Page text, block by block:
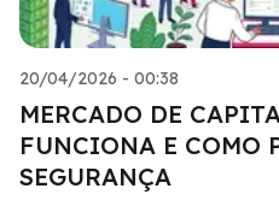
20/04/2026 - 00:38
MERCADO DE
FUNCIONA E COMO
SEGURANÇA